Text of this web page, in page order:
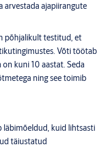
arvestada ajapiirangute
põhjalikult testitud, et
Võti töötab
kuni 10 aastat. Seda
ning see toimib
läbimõeldud, kuid lihtsasti
täiustatud